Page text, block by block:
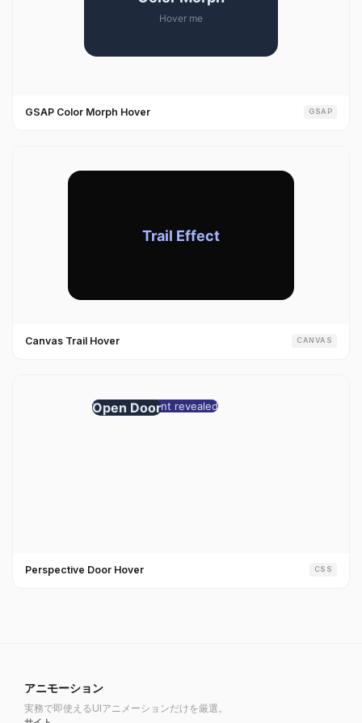
GSAP Color Morph Hover GSAP
Canvas Trail Hover CANVAS
Perspective Door Hover CSS
アニモーション
実務で即使えるUIアニメーションだけを厳選。